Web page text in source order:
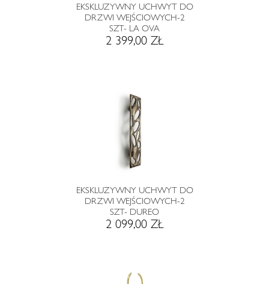
EKSKLUZYWNY UCHWYT DO
DRZWI WEJŚCIOWYCH-2
SZT- LA OVA
2 399,00 ZŁ
EKSKLUZYWNY UCHWYT DO
DRZWI WEJŚCIOWYCH-2
SZT- DUREO
2 099,00 ZŁ